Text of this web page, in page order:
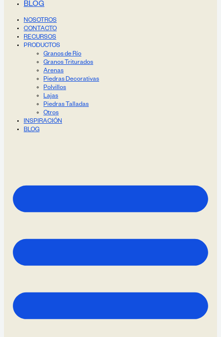
BLOG
NOSOTROS
CONTACTO
RECURSOS
PRODUCTOS
Granos de Río
Granos Triturados
Arenas
Piedras Decorativas
Polvillos
Lajas
Piedras Talladas
Otros
INSPIRACIÓN
BLOG